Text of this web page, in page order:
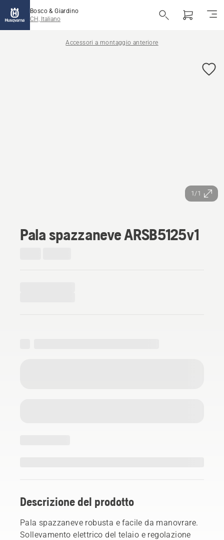
Bosco & Giardino
CH, Italiano
Accessori a montaggio anteriore
1/1
Pala spazzaneve ARSB5125v1
Descrizione del prodotto
Pala spazzaneve robusta e facile da manovrare.
Sollevamento elettrico del telaio e regolazione